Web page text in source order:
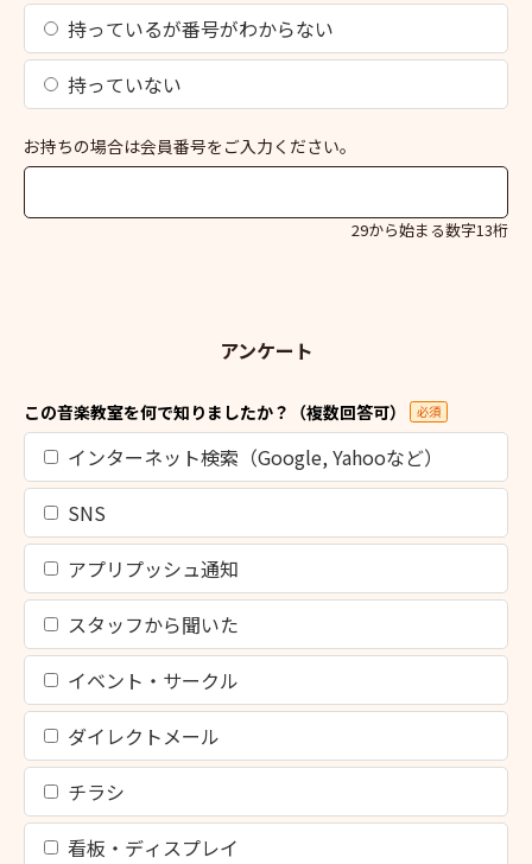
持っているが番号がわからない
持っていない
お持ちの場合は会員番号をご入力ください。
29から始まる数字13桁
アンケート
この音楽教室を何で知りましたか？（複数回答可） 必須
インターネット検索（Google, Yahooなど）
SNS
アプリプッシュ通知
スタッフから聞いた
イベント・サークル
ダイレクトメール
チラシ
看板・ディスプレイ